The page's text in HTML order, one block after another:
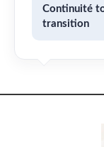
Continuité
transition